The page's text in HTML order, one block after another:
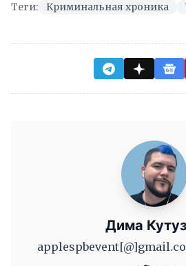
Теги: Криминальная хроника
Дима